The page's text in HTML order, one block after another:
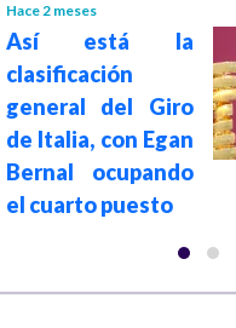
Hace 2 meses
Así está la
clasificación
general del Giro
de Italia, con Egan
Bernal ocupando
el cuarto puesto